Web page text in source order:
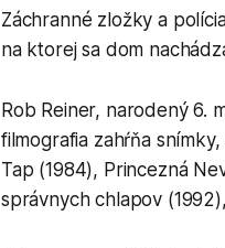
Záchranné zložky a
na ktorej sa dom
Rob Reiner, narodený 6.
filmografia zahŕňa
Tap (1984), Princezná
správnych chlapov